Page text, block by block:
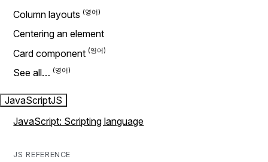
Column layouts
Centering an element
Card component
See all…
JavaScriptJS
JavaScript: Scripting language
JS REFERENCE